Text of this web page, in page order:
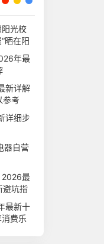
光校
晒在阳
年最
新详解
参考
详细步
器自营
2026最
避坑指
最新十
费乐